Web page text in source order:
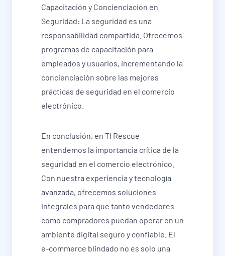
Capacitación y Concienciación en
Seguridad: La seguridad es una
responsabilidad compartida. Ofrecemos
programas de capacitación para
empleados y usuarios, incrementando la
concienciación sobre las mejores
prácticas de seguridad en el comercio
electrónico.
En conclusión, en TI Rescue
entendemos la importancia crítica de la
seguridad en el comercio electrónico.
Con nuestra experiencia y tecnología
avanzada, ofrecemos soluciones
integrales para que tanto vendedores
como compradores puedan operar en un
ambiente digital seguro y confiable. El
e-commerce blindado no es solo una